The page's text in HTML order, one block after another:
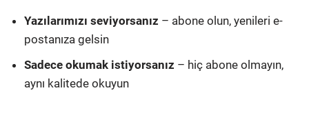
Yazılarımızı seviyorsanız – abone olun, yenileri e-
postanıza gelsin
Sadece okumak istiyorsanız – hiç abone olmayın,
aynı kalitede okuyun